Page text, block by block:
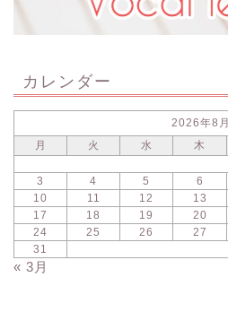
カレンダー
2026年8月
月
火 水 木
3
4 5 6
10
11 12 13
17
18 19 20
24
25 26 27
31
« 3月